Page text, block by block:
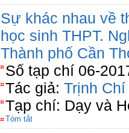
Sự khác nhau về
học sinh THPT.
Thành phố Cần
Số tạp chí 06-
Tác giả: Trịnh
Tạp chí: Dạy và
Tóm tắt